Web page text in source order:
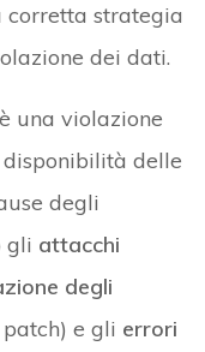
strategia
dei dati.
una violazione
delle
degli
gli attacchi
degli
patch) e gli errori